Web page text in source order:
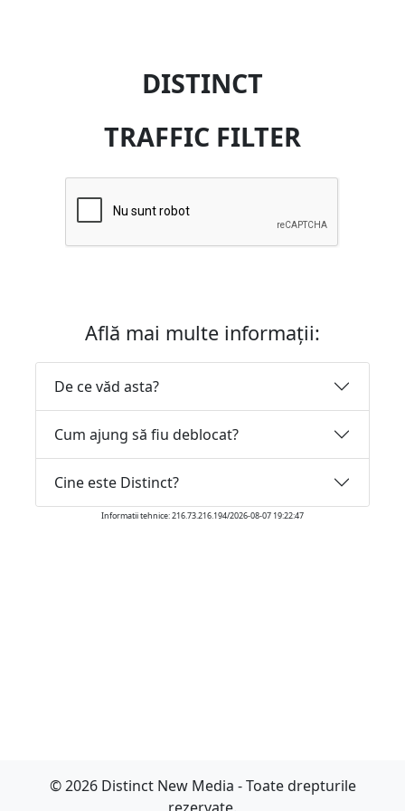
DISTINCT
TRAFFIC FILTER
Află mai multe informații:
De ce văd asta?
Cum ajung să fiu deblocat?
Cine este Distinct?
Informatii tehnice: 216.73.216.194/2026-08-07 19:22:47
© 2026 Distinct New Media - Toate drepturile